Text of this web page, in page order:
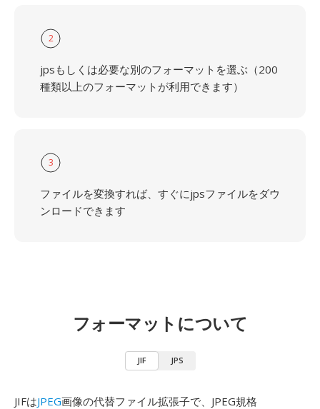
2
jpsもしくは必要な別のフォーマットを選ぶ（200
種類以上のフォーマットが利用できます）
3
ファイルを変換すれば、すぐにjpsファイルをダウ
ンロードできます
フォーマットについて
JIF JPS
JIFはJPEG画像の代替ファイル拡張子で、JPEG規格